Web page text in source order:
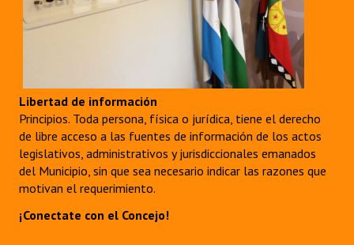
Audiencias Públicas - Registro
Mujeres que Dejaron Huellas - Registro
Periodistas Decanos - Registro
Ciudadano Ilustre - Registro
Libertad de información
Principios. Toda persona, física o jurídica, tiene el derecho
de libre acceso a las fuentes de información de los actos
legislativos, administrativos y jurisdiccionales emanados
del Municipio, sin que sea necesario indicar las razones que
motivan el requerimiento.
¡Conectate con el Concejo!